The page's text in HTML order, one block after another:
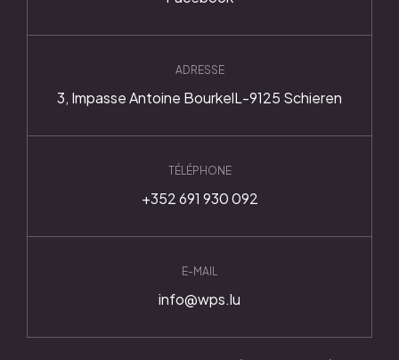
ADRESSE
3, Impasse Antoine BourkelL-9125 Schieren
TÉLÉPHONE
+352 691 930 092
E-MAIL
info@wps.lu